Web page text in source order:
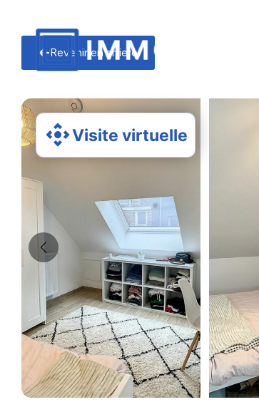
Revenir en arriere
Visite virtuelle